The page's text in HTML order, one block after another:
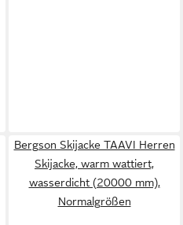
Bergson Skijacke TAAVI Herren
Skijacke, warm wattiert,
wasserdicht (20000 mm),
Normalgrößen